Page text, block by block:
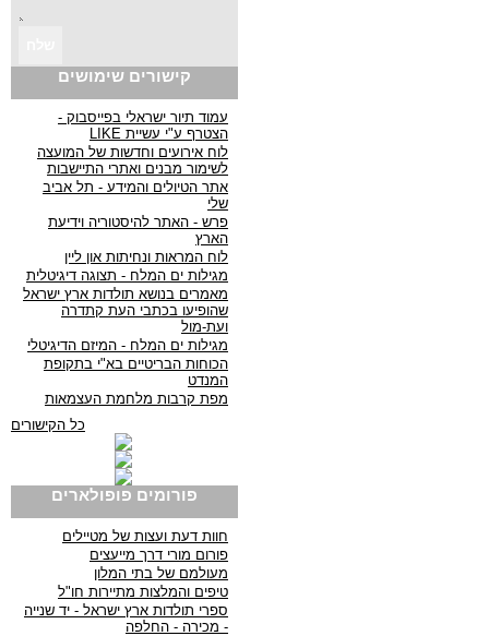
קישורים שימושים
עמוד תיור ישראלי בפייסבוק -
הצטרף ע"י עשיית LIKE
לוח אירועים וחדשות של המועצה
לשימור מבנים ואתרי התיישבות
אתר הטיולים והמידע - תל אביב
שלי
פרש - האתר להיסטוריה וידיעת
הארץ
לוח המראות ונחיתות און ליין
מגילות ים המלח - תצוגה דיגיטלית
מאמרים בנושא תולדות ארץ ישראל
שהופיעו בכתבי העת קתדרה
ועת-מול
מגילות ים המלח - המיזם הדיגיטלי
הכוחות הבריטיים בא"י בתקופת
המנדט
מפת קרבות מלחמת העצמאות
כל הקישורים
פורומים פופולארים
חוות דעת ועצות של מטיילים
פורום מורי דרך מייעצים
מעולמם של בתי המלון
טיפים והמלצות מתיירות חו"ל
ספרי תולדות ארץ ישראל - יד שנייה
- מכירה - החלפה